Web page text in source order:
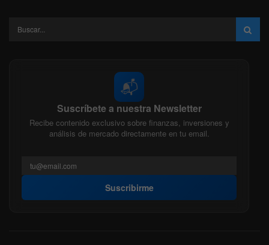
📬
Suscríbete a nuestra Newsletter
Recibe contenido exclusivo sobre finanzas, inversiones y
análisis de mercado directamente en tu email.
Suscribirme